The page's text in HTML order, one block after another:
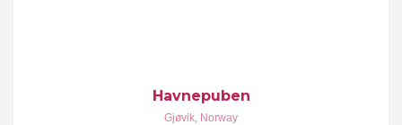
Havnepuben
Gjøvik, Norway